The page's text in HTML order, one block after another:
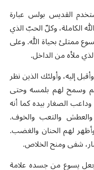
القديس بولس عبارة
فيلبي ٢: ٧) – حياة الله الكاملة، وكلّ الحبّ الذي
ممتلئ بحياة الله. وعلى
ملأه من الداخل.
إليه، وأولئك الذين نظر
وسمح لهم بلمسه وحتى
الصغار بيده كما أنه
والتعب والخوف.
لهم الحنان والغضب.
شفى ومنح الخلاص.
جعل يسوع من جسده علامة